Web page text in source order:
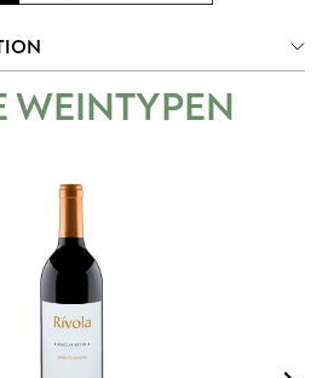
WEINTYPEN